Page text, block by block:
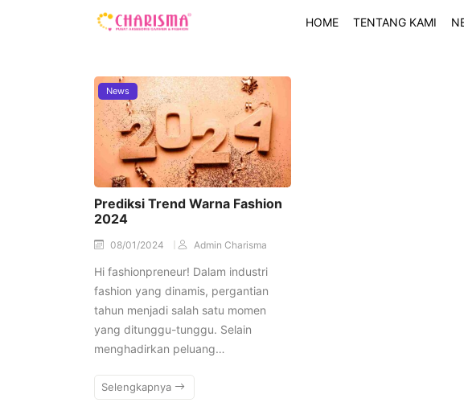
HOME TENTANG KAMI
News
Prediksi Trend Warna Fashion
2024
08/01/2024 Admin Charisma
Hi fashionpreneur! Dalam industri
fashion yang dinamis, pergantian
tahun menjadi salah satu momen
yang ditunggu-tunggu. Selain
menghadirkan peluang…
Selengkapnya